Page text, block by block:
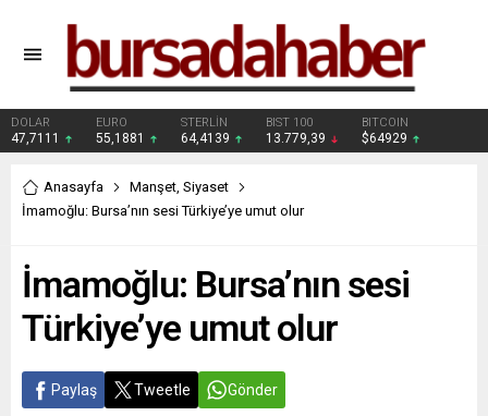
DOLAR
47,7111
EURO
55,1881
STERLİN
64,4139
BIST 100
13.779,39
BITCOIN
$64929
Anasayfa Manşet, Siyaset
İmamoğlu: Bursa’nın sesi Türkiye’ye umut olur
İmamoğlu: Bursa’nın sesi
Türkiye’ye umut olur
Paylaş Tweetle Gönder